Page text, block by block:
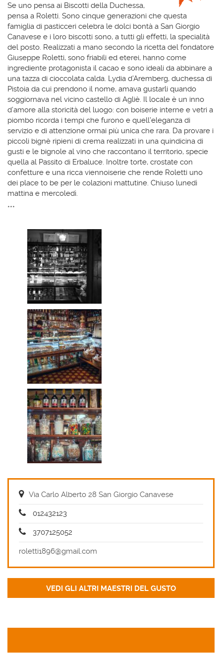
Se uno pensa ai Biscotti della Duchessa,
pensa a Roletti. Sono cinque generazioni che questa
famiglia di pasticceri celebra le dolci bontà a San Giorgio
Canavese e i loro biscotti sono, a tutti gli effetti, la specialità
del posto. Realizzati a mano secondo la ricetta del fondatore
Giuseppe Roletti, sono friabili ed eterei, hanno come
ingrediente protagonista il cacao e sono ideali da abbinare a
una tazza di cioccolata calda. Lydia d’Aremberg, duchessa di
Pistoia da cui prendono il nome, amava gustarli quando
soggiornava nel vicino castello di Agliè. Il locale è un inno
d’amore alla storicità del luogo: con boiserie interne e vetri a
piombo ricorda i tempi che furono e quell’eleganza di
servizio e di attenzione ormai più unica che rara. Da provare i
piccoli bignè ripieni di crema realizzati in una quindicina di
gusti e le bignole al vino che raccontano il territorio, specie
quella al Passito di Erbaluce. Inoltre torte, crostate con
confetture e una ricca viennoiserie che rende Roletti uno
dei place to be per le colazioni mattutine. Chiuso lunedì
mattina e mercoledì.
***
Via Carlo Alberto 28 San Giorgio Canavese
012432123
3707125052
roletti1896@gmail.com